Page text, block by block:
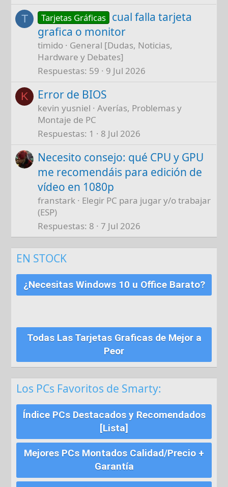
T Tarjetas Gráficas cual falla tarjeta
grafica o monitor
timido
General [Dudas, Noticias,
Hardware y Debates]
Respuestas 59 9 Jul 2026
K Error de BIOS
kevin yusniel
Averías, Problemas y
Montaje de PC
Respuestas 1 8 Jul 2026
Necesito consejo: qué CPU y GPU
me recomendáis para edición de
vídeo en 1080p
franstark
Elegir PC para jugar y/o trabajar
(ESP)
Respuestas 8 7 Jul 2026
EN STOCK
¿Necesitas Windows 10 u Office Barato?
Todas Las Tarjetas Graficas de Mejor a
Peor
Los PCs Favoritos de Smarty:
Índice PCs Destacados y Recomendados
[Lista]
Mejores PCs Montados Calidad/Precio +
Garantía